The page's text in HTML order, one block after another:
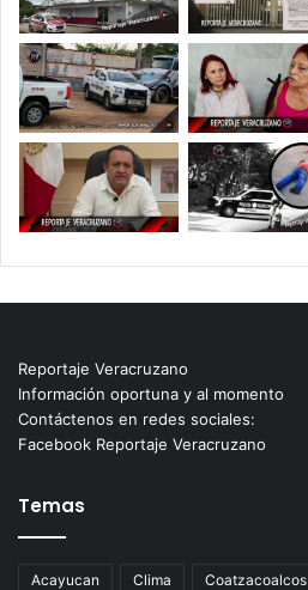
Reportaje Veracruzano
Información oportuna y al momento
Contáctenos en redes sociales:
Facebook Reportaje Veracruzano
Temas
Acayucan Clima Coatzacoalcos